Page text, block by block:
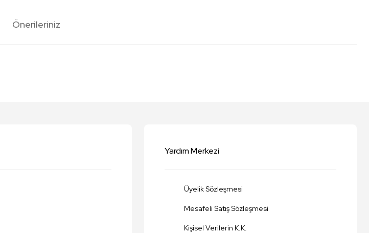
Önerileriniz
Yardım Merkezi
Üyelik Sözleşmesi
Mesafeli Satış Sözleşmesi
Kişisel Verilerin K.K.